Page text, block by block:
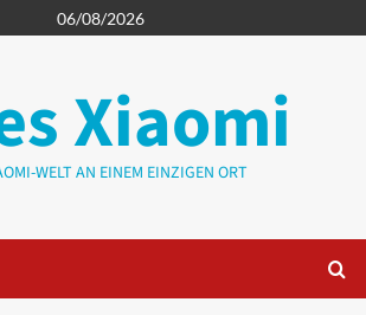
06/08/2026
Xiaomi
WELT AN EINEM EINZIGEN ORT